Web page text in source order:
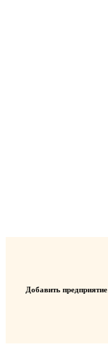
Добавить предприятие